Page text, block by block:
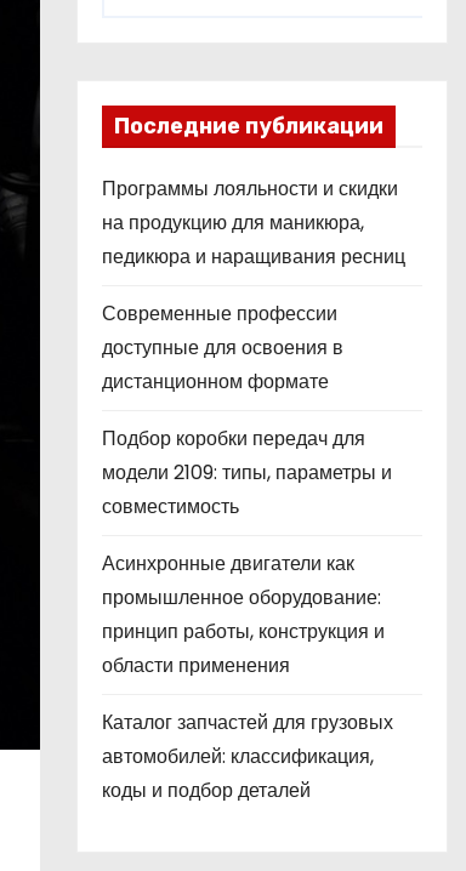
Последние публикации
Программы лояльности и скидки
на продукцию для маникюра,
педикюра и наращивания ресниц
Современные профессии
доступные для освоения в
дистанционном формате
Подбор коробки передач для
модели 2109: типы, параметры и
совместимость
Асинхронные двигатели как
промышленное оборудование:
принцип работы, конструкция и
области применения
Каталог запчастей для грузовых
автомобилей: классификация,
коды и подбор деталей